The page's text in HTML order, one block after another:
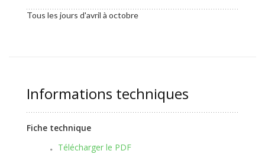
Tous les jours d'avril à octobre
Informations techniques
Fiche technique
Télécharger le PDF